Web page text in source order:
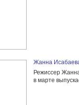
Жанна
Режиссер
в марте